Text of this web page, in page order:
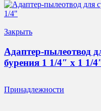
Закрыть
Адаптер-пылеотвод
бурения 1 1/4″ x 1 1/
Принадлежности